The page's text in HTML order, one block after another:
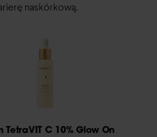
naskórkową.
TetraVIT C 10% Glow On